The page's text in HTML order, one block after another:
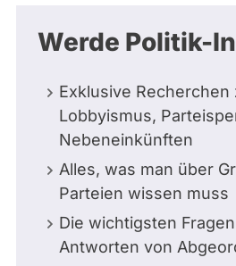
Werde Politik-
Exklusive Recherchen
Lobbyismus,
Nebeneinkünften
Alles, was man über
Parteien wissen muss
Die wichtigsten
Antworten von